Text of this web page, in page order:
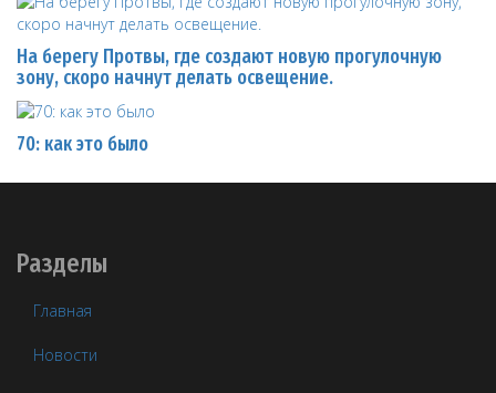
На берегу Протвы, где создают новую прогулочную
зону, скоро начнут делать освещение.
70: как это было
Разделы
Главная
Новости